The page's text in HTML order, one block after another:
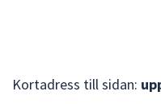
Kortadress till sidan: